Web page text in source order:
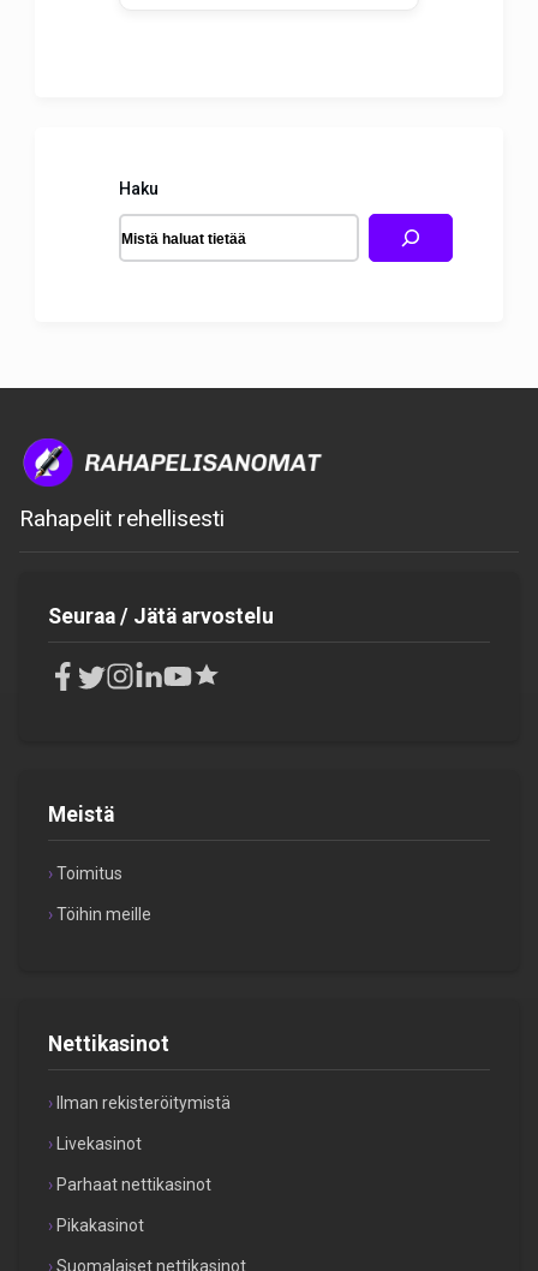
Haku
Rahapelit rehellisesti
Meistä
Toimitus
Töihin meille
Nettikasinot
Ilman rekisteröitymistä
Livekasinot
Parhaat nettikasinot
Pikakasinot
Suomalaiset nettikasinot
Seuraa / Jätä arvostelu